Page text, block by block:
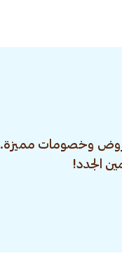
وخصومات مميزة.
الجدد!